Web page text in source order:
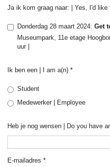
Ja ik kom graag naar: | Yes, I'd like
Donderdag 28 maart 2024: Get
Museumpark, 11e etage
uur |
Ik ben een | I am a(n) *
Student
Medewerker | Employee
Heb je nog wensen | Do you have
E-mailadres *